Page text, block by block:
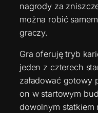
nagrody za
można robić
graczy.
Gra oferuję tryb
jeden z czterech
załadować gotowy
on w startowym
dowolnym statkiem